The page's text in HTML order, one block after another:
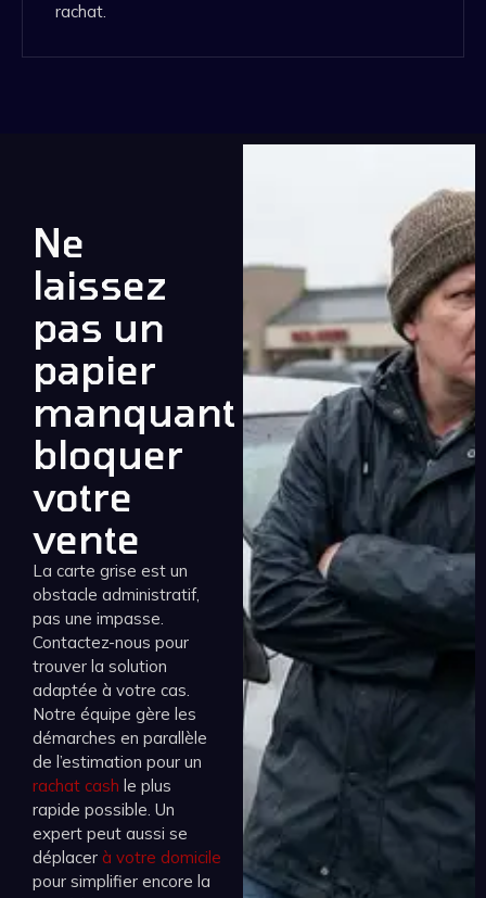
rachat.
Ne
laissez
pas un
papier
manquant
bloquer
votre
vente
La carte grise est un
obstacle administratif,
pas une impasse.
Contactez-nous pour
trouver la solution
adaptée à votre cas.
Notre équipe gère les
démarches en parallèle
de l’estimation pour un
rachat cash le plus
rapide possible. Un
expert peut aussi se
déplacer à votre domicile
pour simplifier encore la